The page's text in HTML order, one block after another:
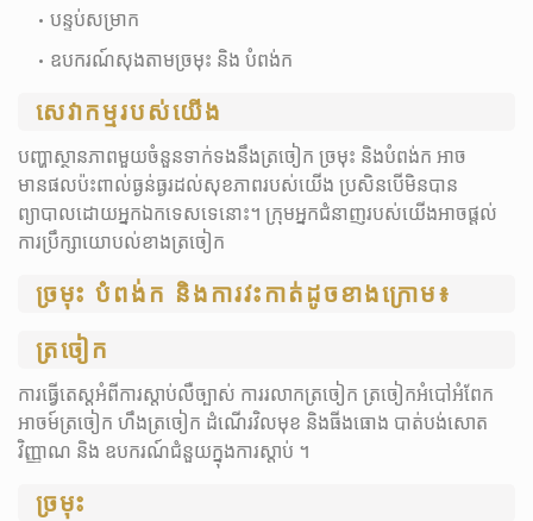
• បន្ទប់សម្រាក
• ឧបករណ៍សុងតាមច្រមុះ និង បំពង់ក
សេវាកម្មរបស់យើង
បញ្ហាស្ថានភាពមួយចំនួនទាក់ទងនឹងត្រចៀក ច្រមុះ និងបំពង់ក អាច
មានផលប៉ះពាល់ធ្ងន់ធ្ងរដល់សុខភាពរបស់យើង ប្រសិនបើមិនបាន
ព្យាបាលដោយអ្នកឯកទេសទេនោះ។ ក្រុមអ្នកជំនាញរបស់យើងអាចផ្តល់
ការប្រឹក្សាយោបល់ខាងត្រចៀក
ច្រមុះ បំពង់ក និងការវះកាត់ដូចខាងក្រោម៖
ត្រចៀក
ការធ្វើតេស្ត​អំពីការស្តាប់លឺច្បាស់ ការរលាកត្រចៀក ត្រចៀកអំបៅអំពែក
អាចម៍ត្រចៀក ហឹងត្រចៀក ដំណើរវិលមុខ និងធីងធោង បាត់បង់សោត
វិញ្ញាណ និង ឧបករណ៍ជំនួយក្នុងការស្តាប់ ។
ច្រមុះ